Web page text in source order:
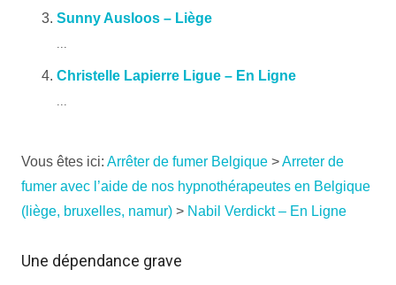
Sunny Ausloos – Liège
...
Christelle Lapierre Ligue – En Ligne
...
Vous êtes ici: Arrêter de fumer Belgique >Arreter de
fumer avec l’aide de nos hypnothérapeutes en Belgique
(liège, bruxelles, namur) > Nabil Verdickt – En Ligne
Une dépendance grave